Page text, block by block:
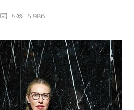
5 5 986